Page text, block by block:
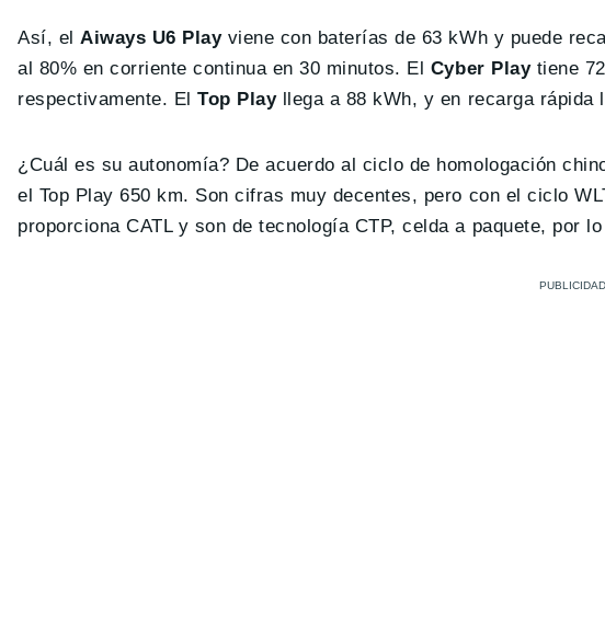
Así, elAiways U6 Playviene con baterías de 63 kWh y puede
al 80% en corriente continua en 30 minutos. El Cyber Playtiene
respectivamente. ElTop Playllega a 88 kWh, y en recarga rápida
¿Cuál es su autonomía? De acuerdo al ciclo de homologación
el Top Play 650 km. Son cifras muy decentes, pero con el ciclo
proporciona CATL y son de tecnología CTP, celda a paquete, por